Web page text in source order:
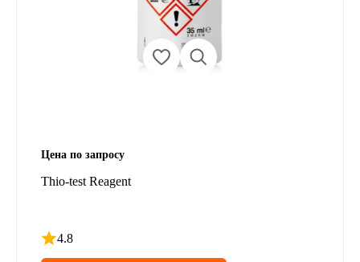
Цена по запросу
Thio-test Reagent
4.8
Рейтинг 4.8 из 5